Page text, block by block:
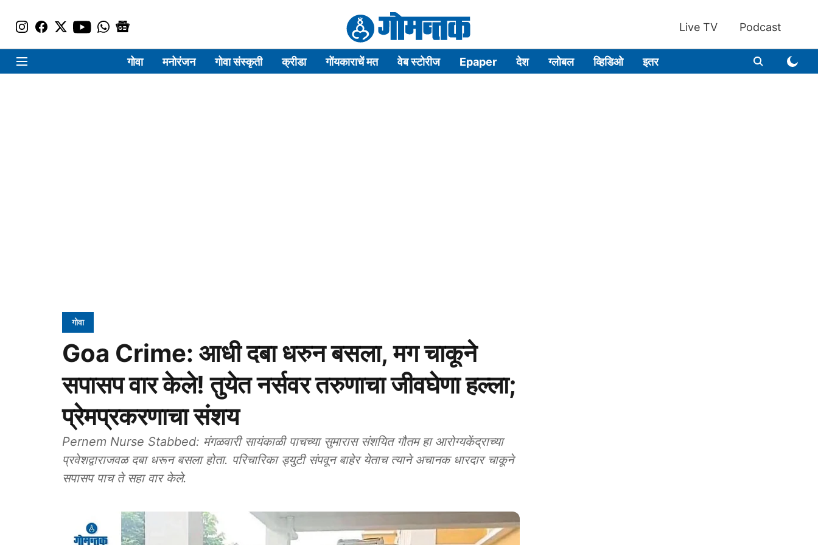
Live TV Podcast
गोवा मनोरंजन गोवा संस्कृती क्रीडा गोंयकाराचें मत वेब स्टोरीज Epaper देश ग्लोबल व्हिडिओ इतर
गोवा
Goa Crime: आधी दबा धरुन बसला, मग चाकूने
सपासप वार केले! तुयेत नर्सवर तरुणाचा जीवघेणा हल्ला;
प्रेमप्रकरणाचा संशय
Pernem Nurse Stabbed: मंगळवारी सायंकाळी पाचच्‍या सुमारास संशयित गौतम हा आरोग्यकेंद्राच्या
प्रवेशद्वाराजवळ दबा धरून बसला होता. परिचारिका ड्युटी संपवून बाहेर येताच त्याने अचानक धारदार चाकूने
सपासप पाच ते सहा वार केले.